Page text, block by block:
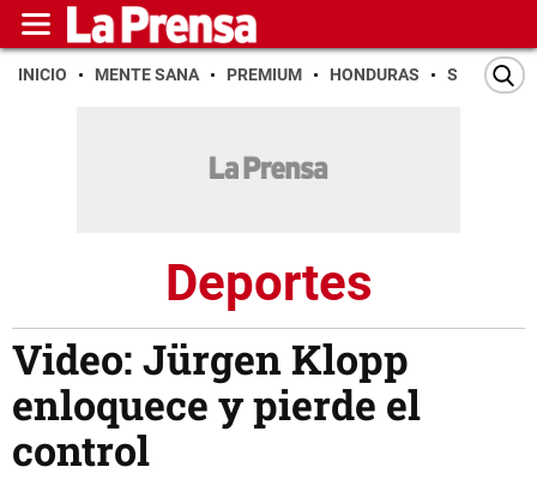
INICIO MENTE SANA PREMIUM HONDURAS SAN PEDRO
Deportes
Video: Jürgen Klopp
enloquece y pierde el
control